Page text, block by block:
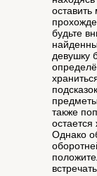
оставить
будьте
девушку
также
остается
Однако